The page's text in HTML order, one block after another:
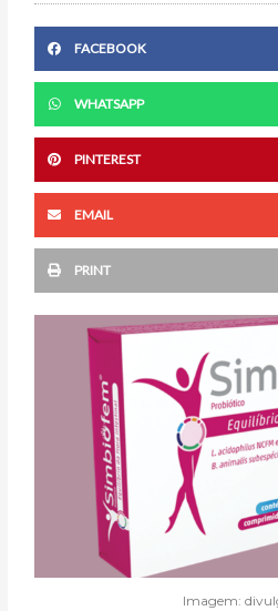
FACEBOOK
WHATSAPP
PINTEREST
EMAIL
PRINT
Imagem: